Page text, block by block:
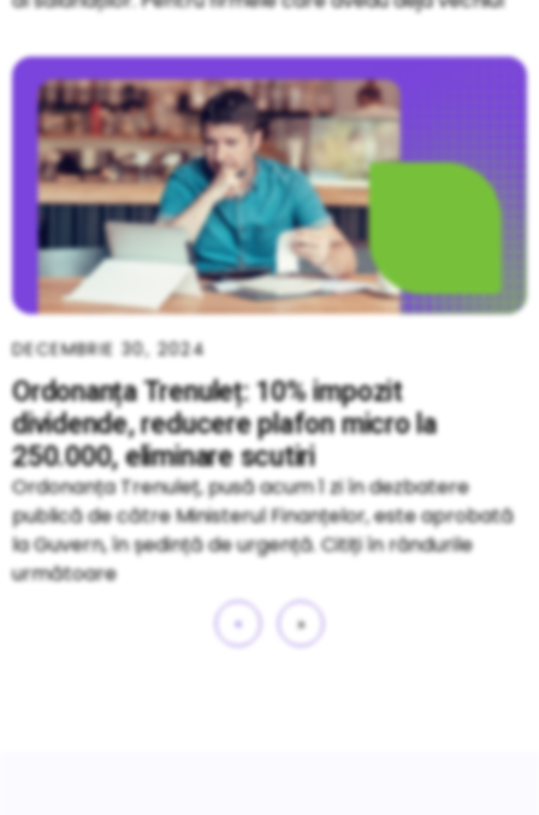
Ordonanța Trenuleț: 10% impozit
dividende, reducere plafon micro la
250.000, eliminare scutiri
DECEMBRIE 30, 2024
Ordonanța Trenuleț, pusă acum 1 zi în dezbatere
publică de către Ministerul Finanțelor, este aprobată
la Guvern, în ședință de urgență. Citiți în rândurile
următoare
« »